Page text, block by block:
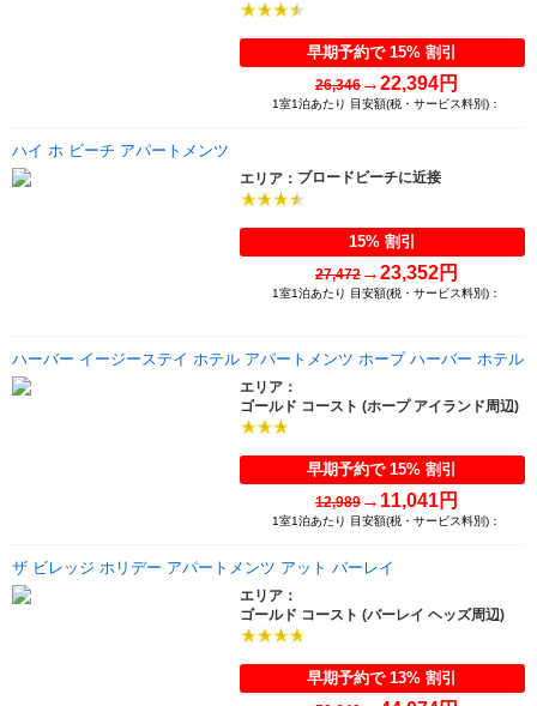
早期予約で 15% 割引
26,346→22,394円
1室1泊あたり 目安額(税・サービス料別)：
ハイ ホ ビーチ アパートメンツ
エリア： ブロードビーチに近接
15% 割引
27,472→23,352円
1室1泊あたり 目安額(税・サービス料別)：
ハーバー イージーステイ ホテル アパートメンツ ホープ ハーバー ホテル
エリア：
ゴールド コースト (ホープ アイランド周辺)
早期予約で 15% 割引
12,989→ 11,041円
1室1泊あたり 目安額(税・サービス料別)：
ザ ビレッジ ホリデー アパートメンツ アット バーレイ
エリア：
ゴールド コースト (バーレイ ヘッズ周辺)
早期予約で 13% 割引